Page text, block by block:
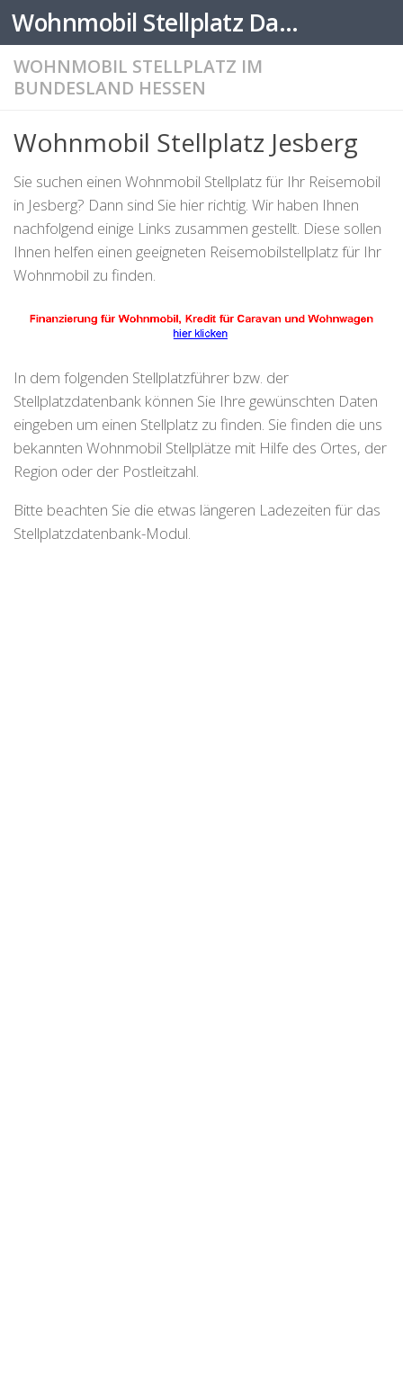
Zum Inhalt springen Wohnmobil Stellplatz Datenbank
WOHNMOBIL STELLPLATZ IM
BUNDESLAND HESSEN
Wohnmobil Stellplatz Jesberg
Sie suchen einen Wohnmobil Stellplatz für Ihr Reisemobil
in Jesberg? Dann sind Sie hier richtig. Wir haben Ihnen
nachfolgend einige Links zusammen gestellt. Diese sollen
Ihnen helfen einen geeigneten Reisemobilstellplatz für Ihr
Wohnmobil zu finden.
In dem folgenden Stellplatzführer bzw. der
Stellplatzdatenbank können Sie Ihre gewünschten Daten
eingeben um einen Stellplatz zu finden. Sie finden die uns
bekannten Wohnmobil Stellplätze mit Hilfe des Ortes, der
Region oder der Postleitzahl.
Bitte beachten Sie die etwas längeren Ladezeiten für das
Stellplatzdatenbank-Modul.